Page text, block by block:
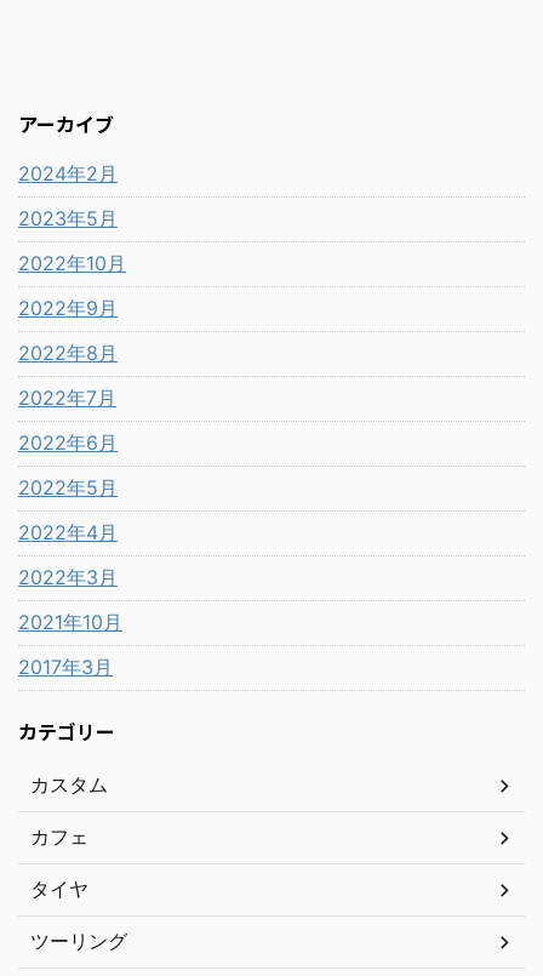
アーカイブ
2024年2月
2023年5月
2022年10月
2022年9月
2022年8月
2022年7月
2022年6月
2022年5月
2022年4月
2022年3月
2021年10月
2017年3月
カテゴリー
カスタム
カフェ
タイヤ
ツーリング